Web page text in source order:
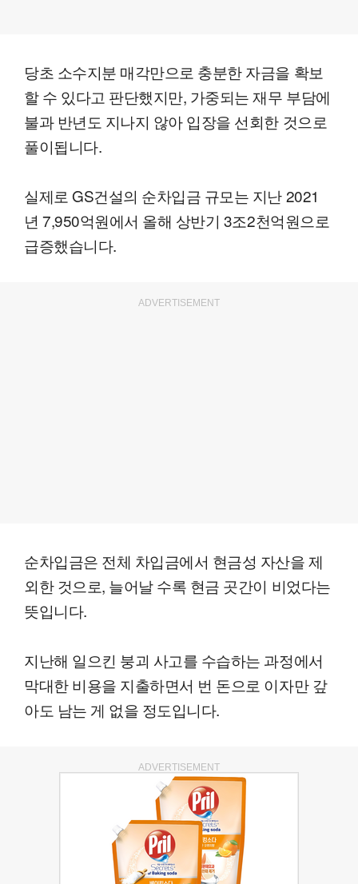
당초 소수지분 매각만으로 충분한 자금을 확보
할 수 있다고 판단했지만, 가중되는 재무 부담에
불과 반년도 지나지 않아 입장을 선회한 것으로
풀이됩니다.
실제로 GS건설의 순차입금 규모는 지난 2021
년 7,950억원에서 올해 상반기 3조2천억원으로
급증했습니다.
ADVERTISEMENT
순차입금은 전체 차입금에서 현금성 자산을 제
외한 것으로, 늘어날 수록 현금 곳간이 비었다는
뜻입니다.
지난해 일으킨 붕괴 사고를 수습하는 과정에서
막대한 비용을 지출하면서 번 돈으로 이자만 갚
아도 남는 게 없을 정도입니다.
ADVERTISEMENT